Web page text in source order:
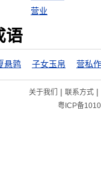
营业
语
悬鹑 子女玉帛 营私
关于我们 | 联系方式|
粤ICP备